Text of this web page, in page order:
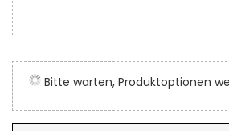
Anfang
der
Bildergalerie
springen
Bitte warten, Produktoptionen